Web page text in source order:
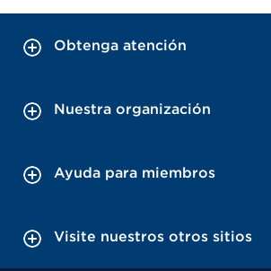
Obtenga atención
Nuestra organización
Ayuda para miembros
Visite nuestros otros sitios